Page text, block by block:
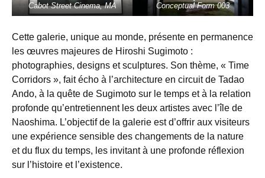
Cabot Street Cinema, MA Conceptual Form 003
Cette galerie, unique au monde, présente en permanence
les œuvres majeures de Hiroshi Sugimoto :
photographies, designs et sculptures. Son thème, « Time
Corridors », fait écho à l’architecture en circuit de Tadao
Ando, à la quête de Sugimoto sur le temps et à la relation
profonde qu’entretiennent les deux artistes avec l’île de
Naoshima. L’objectif de la galerie est d’offrir aux visiteurs
une expérience sensible des changements de la nature
et du flux du temps, les invitant à une profonde réflexion
sur l’histoire et l’existence.